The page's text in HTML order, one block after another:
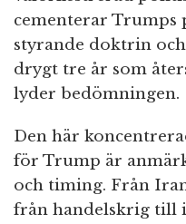
cementerar Trumps
styrande doktrin
drygt tre år som
lyder bedömningen.
Den här
för Trump är
och timing. Från
från handelskrig till